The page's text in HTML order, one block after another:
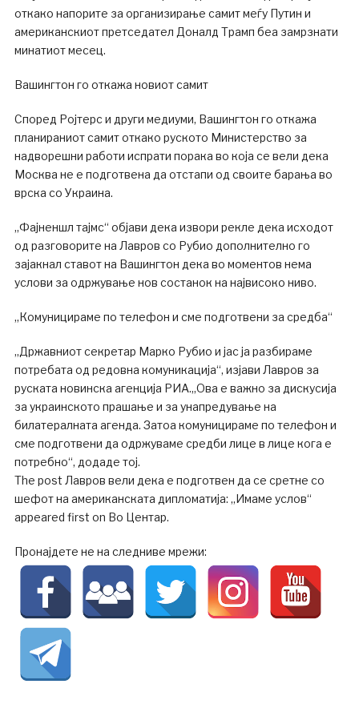
откако напорите за организирање самит меѓу Путин и
американскиот претседател Доналд Трамп беа замрзнати
минатиот месец.
Вашингтон го откажа новиот самит
Според Ројтерс и други медиуми, Вашингтон го откажа
планираниот самит откако руското Министерство за
надворешни работи испрати порака во која се вели дека
Москва не е подготвена да отстапи од своите барања во
врска со Украина.
„Фајненшл тајмс“ објави дека извори рекле дека исходот
од разговорите на Лавров со Рубио дополнително го
зајакнал ставот на Вашингтон дека во моментов нема
услови за одржување нов состанок на највисоко ниво.
„Комуницираме по телефон и сме подготвени за средба“
„Државниот секретар Марко Рубио и јас ја разбираме
потребата од редовна комуникација“, изјави Лавров за
руската новинска агенција РИА.„Ова е важно за дискусија
за украинското прашање и за унапредување на
билатералната агенда. Затоа комуницираме по телефон и
сме подготвени да одржуваме средби лице в лице кога е
потребно“, додаде тој.
The post Лавров вели дека е подготвен да се сретне со
шефот на американската дипломатија: „Имаме услов“
appeared first on Во Центар.
Пронајдете не на следниве мрежи: